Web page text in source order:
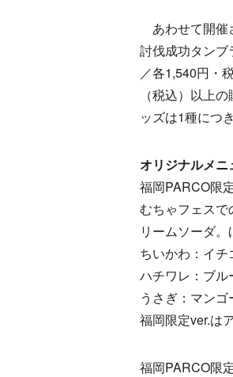
あわせて開催
討伐成功タン
／各1,540円・
（税込）以上
ッズは1種につ
オリジナルメニ
福岡PARCO限
むちゃフェスで
リームソーダ
ちいかわ：イ
ハチワレ：ブ
うさぎ：マン
福岡限定ver.は
福岡PARCO限